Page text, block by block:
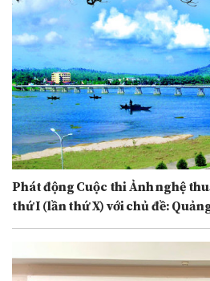
Phát động Cuộc thi Ảnh nghệ
thứ I (lần thứ X) với chủ đề: